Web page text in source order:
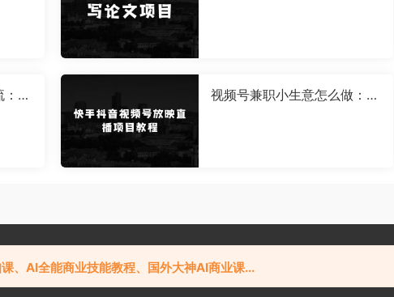
藏
视频号兼职小生意怎么做：快
2019-2025 粤ICP备19152390号-1
、AI全能商业技能教程、国外大神AI商业课...